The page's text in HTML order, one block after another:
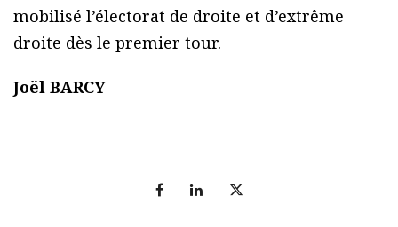
mobilisé l’électorat de droite et d’extrême
droite dès le premier tour.
Joël BARCY